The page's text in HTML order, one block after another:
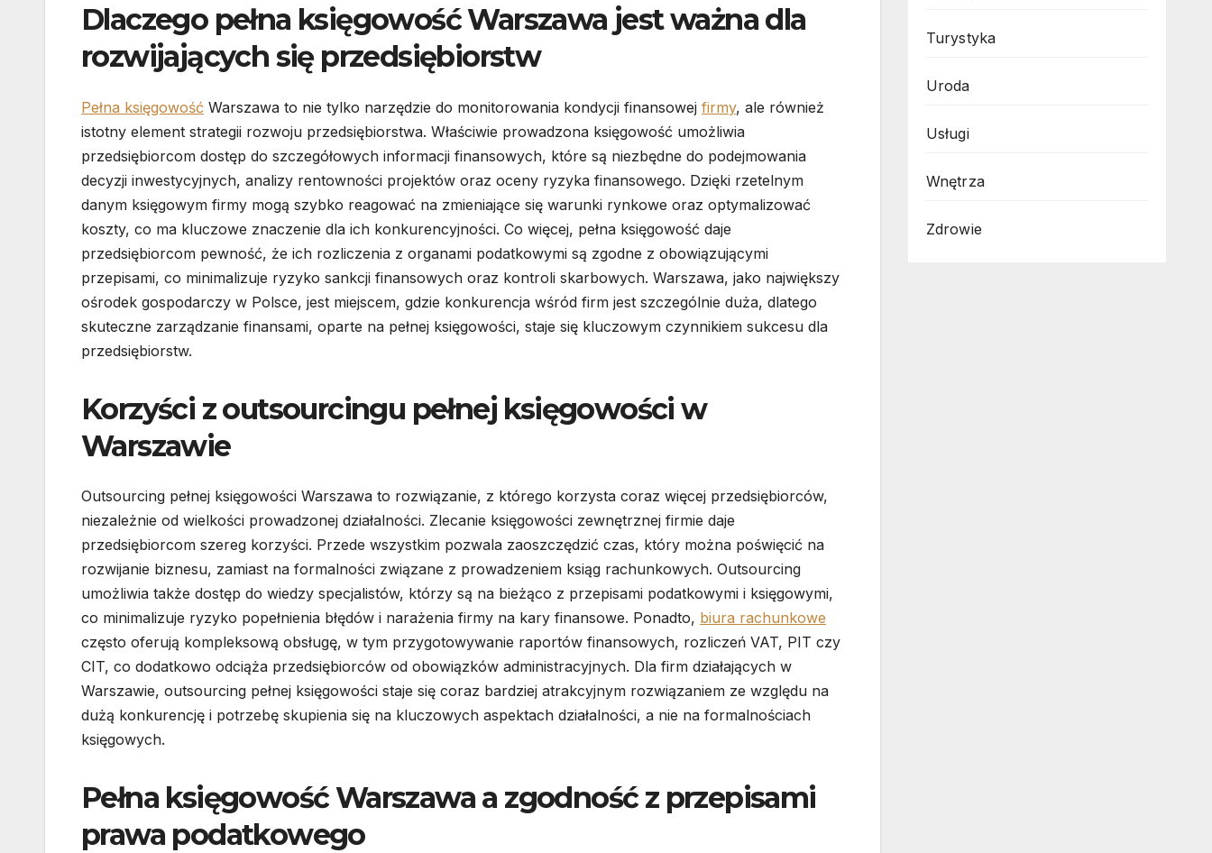
Dlaczego pełna księgowość Warszawa jest ważna dla
rozwijających się przedsiębiorstw
Pełna księgowość Warszawa to nie tylko narzędzie do monitorowania kondycji finansowej firmy, ale również
istotny element strategii rozwoju przedsiębiorstwa. Właściwie prowadzona księgowość umożliwia
przedsiębiorcom dostęp do szczegółowych informacji finansowych, które są niezbędne do podejmowania
decyzji inwestycyjnych, analizy rentowności projektów oraz oceny ryzyka finansowego. Dzięki rzetelnym
danym księgowym firmy mogą szybko reagować na zmieniające się warunki rynkowe oraz optymalizować
koszty, co ma kluczowe znaczenie dla ich konkurencyjności. Co więcej, pełna księgowość daje
przedsiębiorcom pewność, że ich rozliczenia z organami podatkowymi są zgodne z obowiązującymi
przepisami, co minimalizuje ryzyko sankcji finansowych oraz kontroli skarbowych. Warszawa, jako największy
ośrodek gospodarczy w Polsce, jest miejscem, gdzie konkurencja wśród firm jest szczególnie duża, dlatego
skuteczne zarządzanie finansami, oparte na pełnej księgowości, staje się kluczowym czynnikiem sukcesu dla
przedsiębiorstw.
Korzyści z outsourcingu pełnej księgowości w
Warszawie
Outsourcing pełnej księgowości Warszawa to rozwiązanie, z którego korzysta coraz więcej przedsiębiorców,
niezależnie od wielkości prowadzonej działalności. Zlecanie księgowości zewnętrznej firmie daje
przedsiębiorcom szereg korzyści. Przede wszystkim pozwala zaoszczędzić czas, który można poświęcić na
rozwijanie biznesu, zamiast na formalności związane z prowadzeniem ksiąg rachunkowych. Outsourcing
umożliwia także dostęp do wiedzy specjalistów, którzy są na bieżąco z przepisami podatkowymi i księgowymi,
co minimalizuje ryzyko popełnienia błędów i narażenia firmy na kary finansowe. Ponadto, biura rachunkowe
często oferują kompleksową obsługę, w tym przygotowywanie raportów finansowych, rozliczeń VAT, PIT czy
CIT, co dodatkowo odciąża przedsiębiorców od obowiązków administracyjnych. Dla firm działających w
Warszawie, outsourcing pełnej księgowości staje się coraz bardziej atrakcyjnym rozwiązaniem ze względu na
dużą konkurencję i potrzebę skupienia się na kluczowych aspektach działalności, a nie na formalnościach
księgowych.
Pełna księgowość Warszawa a zgodność z przepisami
prawa podatkowego
Turystyka
Uroda
Usługi
Wnętrza
Zdrowie